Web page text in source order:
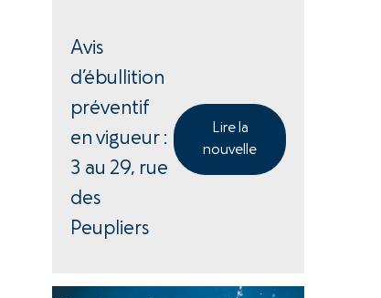
Avis
d’ébullition
préventif
en vigueur :
3 au 29, rue
des
Peupliers
Lire la
nouvelle